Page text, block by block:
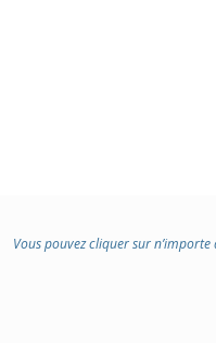
Vous pouvez cliquer sur